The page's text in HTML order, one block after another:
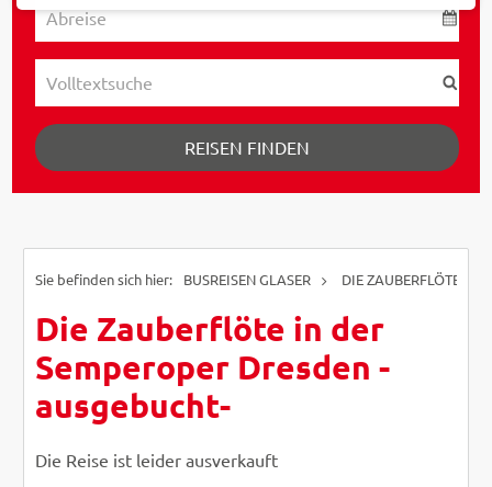
REISEN FINDEN
BUSREISEN GLASER DIE ZAUBERFLÖTE IN
Die Zauberflöte in der
Semperoper Dresden -
ausgebucht-
Die Reise ist leider ausverkauft